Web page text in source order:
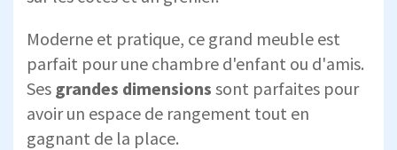
Moderne et pratique, ce grand meuble est
parfait pour une chambre d'enfant ou d'amis.
Ses grandes dimensions sont parfaites pour
avoir un espace de rangement tout en
gagnant de la place.